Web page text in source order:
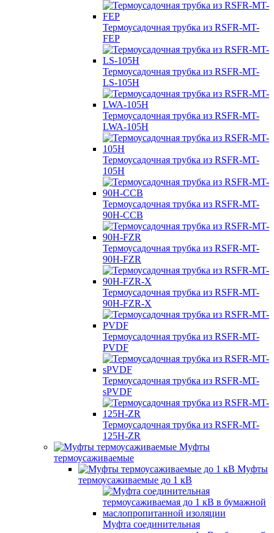
Термоусадочная трубка из RSFR-MT-
FEP
Термоусадочная трубка из RSFR-MT-
LS-105H
Термоусадочная трубка из RSFR-MT-
LWA-105H
Термоусадочная трубка из RSFR-MT-
105H
Термоусадочная трубка из RSFR-MT-
90H-CCB
Термоусадочная трубка из RSFR-MT-
90H-FZR
Термоусадочная трубка из RSFR-MT-
90H-FZR-X
Термоусадочная трубка из RSFR-MT-
PVDF
Термоусадочная трубка из RSFR-MT-
sPVDF
Термоусадочная трубка из RSFR-MT-
125H-ZR
Муфты
термоусаживаемые
Муфты
термоусаживаемые до 1 кВ
Муфта соединительная